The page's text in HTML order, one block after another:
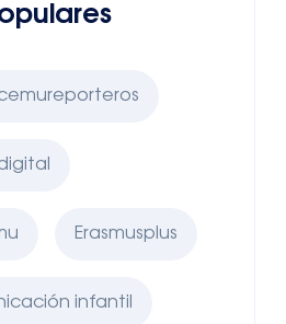
Erasmusplus
infantil